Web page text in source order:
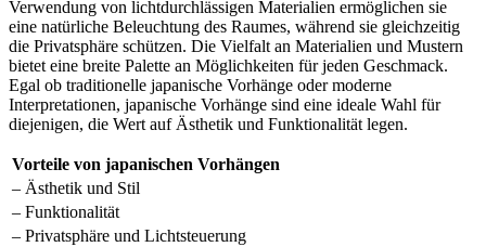
Verwendung von lichtdurchlässigen Materialien ermöglichen sie
eine natürliche Beleuchtung des Raumes, während sie gleichzeitig
die Privatsphäre schützen. Die Vielfalt an Materialien und Mustern
bietet eine breite Palette an Möglichkeiten für jeden Geschmack.
Egal ob traditionelle japanische Vorhänge oder moderne
Interpretationen, japanische Vorhänge sind eine ideale Wahl für
diejenigen, die Wert auf Ästhetik und Funktionalität legen.
Vorteile von japanischen Vorhängen
– Ästhetik und Stil
– Funktionalität
– Privatsphäre und Lichtsteuerung